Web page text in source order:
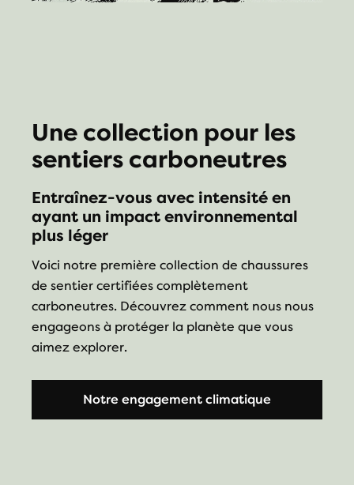
Une collection pour les
sentiers carboneutres
Entraînez-vous avec intensité en
ayant un impact environnemental
plus léger
Voici notre première collection de chaussures
de sentier certifiées complètement
carboneutres. Découvrez comment nous nous
engageons à protéger la planète que vous
aimez explorer.
Notre engagement climatique